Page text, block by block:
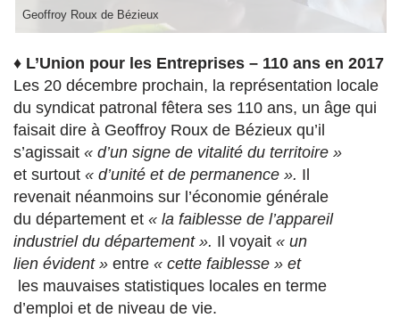
Geoffroy Roux de Bézieux
♦ L’Union pour les Entreprises – 110 ans en 2017
Les 20 décembre prochain, la représentation locale
du syndicat patronal fêtera ses 110 ans, un âge qui
faisait dire à Geoffroy Roux de Bézieux qu’il
s’agissait « d’un signe de vitalité du territoire »
et surtout « d’unité et de permanence ». Il
revenait néanmoins sur l’économie générale
du département et « la faiblesse de l’appareil
industriel du département ». Il voyait « un
lien évident » entre « cette faiblesse » et
les mauvaises statistiques locales en terme
d’emploi et de niveau de vie.